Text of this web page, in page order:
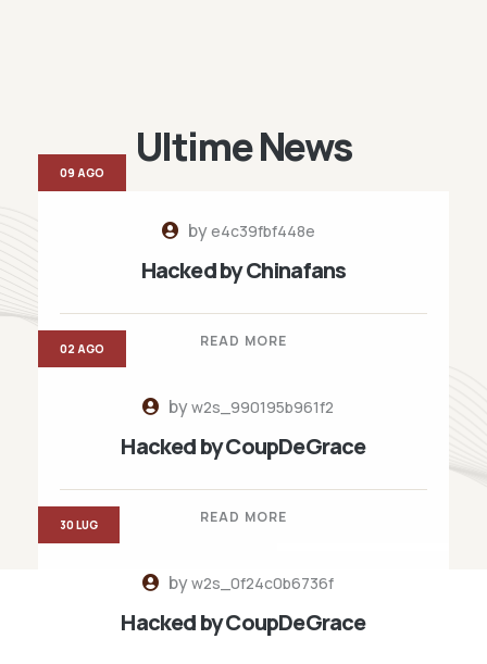
Ultime News
bye4c39fbf448e
Hacked by Chinafans
READ MORE
09 AGO
byw2s_990195b961f2
Hacked by CoupDeGrace
READ MORE
02 AGO
byw2s_0f24c0b6736f
Hacked by CoupDeGrace
30 LUG